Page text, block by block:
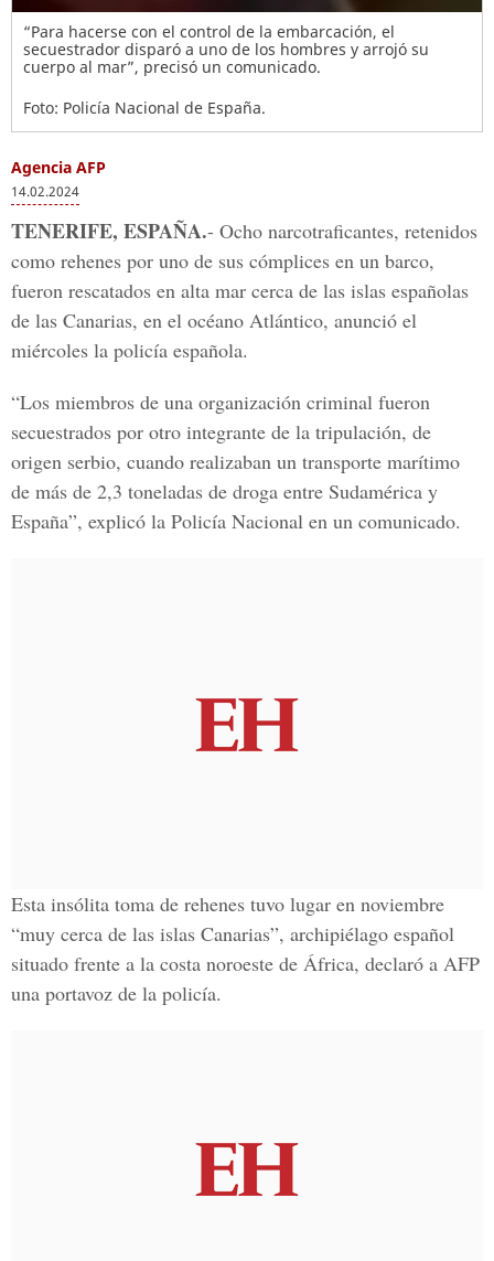
“Para hacerse con el control de la embarcación, el
secuestrador disparó a uno de los hombres y arrojó su
cuerpo al mar”, precisó un comunicado.
Foto: Policía Nacional de España.
Agencia AFP
14.02.2024
TENERIFE, ESPAÑA.- Ocho narcotraficantes, retenidos
como rehenes por uno de sus cómplices en un barco,
fueron rescatados en alta mar cerca de las islas españolas
de las Canarias, en el océano Atlántico, anunció el
miércoles la policía española.
“Los miembros de una organización criminal fueron
secuestrados por otro integrante de la tripulación, de
origen serbio, cuando realizaban un transporte marítimo
de más de 2,3 toneladas de droga entre Sudamérica y
España”, explicó la Policía Nacional en un comunicado.
Esta insólita toma de rehenes tuvo lugar en noviembre
“muy cerca de las islas Canarias”, archipiélago español
situado frente a la costa noroeste de África, declaró a AFP
una portavoz de la policía.